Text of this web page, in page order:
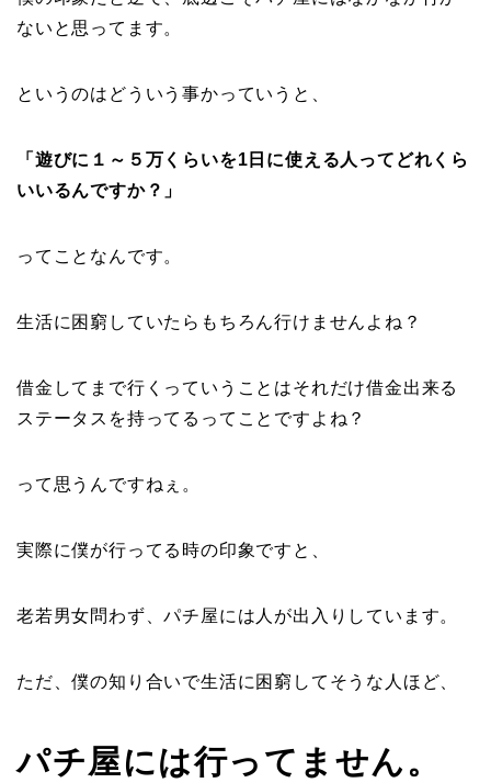
ないと思ってます。
というのはどういう事かっていうと、
「遊びに１～５万くらいを1日に使える人ってどれくら
いいるんですか？」
ってことなんです。
生活に困窮していたらもちろん行けませんよね？
借金してまで行くっていうことはそれだけ借金出来る
ステータスを持ってるってことですよね？
って思うんですねぇ。
実際に僕が行ってる時の印象ですと、
老若男女問わず、パチ屋には人が出入りしています。
ただ、僕の知り合いで生活に困窮してそうな人ほど、
パチ屋には行ってません。